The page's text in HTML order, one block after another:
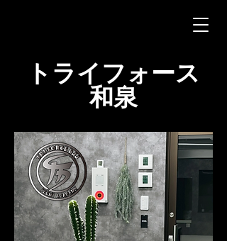
トライフォース
和泉